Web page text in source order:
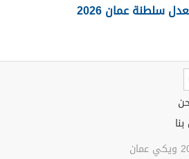
سلطنة عمان 2026